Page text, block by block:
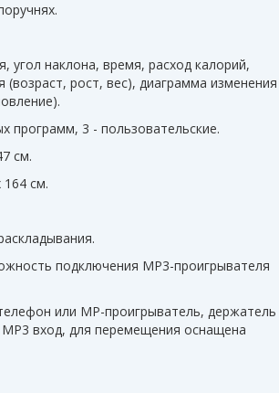
угол наклона, время, расход калорий,
рост, вес), диаграмма изменения
программ, 3 - пользовательские.
см.
см.
подключения МР3-проигрывателя
или МР-проигрыватель, держатель
вход, для перемещения оснащена